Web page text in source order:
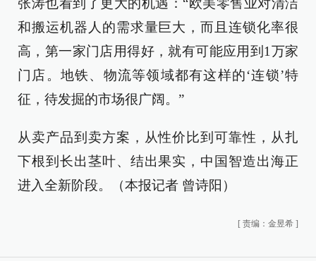
张涛也看到了更大的机遇：“欧美零售业对清洁
和搬运机器人的需求量巨大，而且连锁化率很
高，第一家门店用得好，就有可能应用到1万家
门店。地铁、物流等领域都有这样的‘连锁’特
征，待发掘的市场很广阔。”
从卖产品到卖方案，从性价比到可靠性，从扎
下根到长出茎叶、结出果实，中国智造出海正
进入全新阶段。（本报记者 曾诗阳）
[ 责编：金昱希 ]